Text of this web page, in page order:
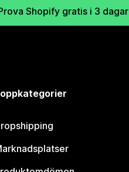
Shopify gratis i 3 dagar